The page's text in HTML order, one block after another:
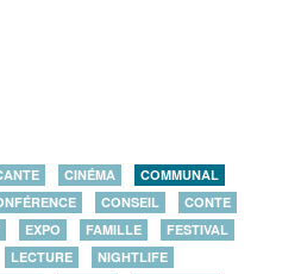
CINÉMA
COMMUNAL
CONSEIL
CONTE
EXPO FAMILLE
FESTIVAL
LECTURE
NIGHTLIFE